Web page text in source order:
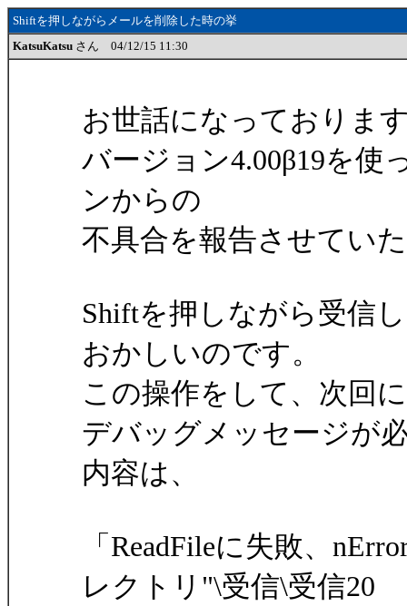
Shiftを押しながらメールを削除した時の挙
KatsuKatsu さん 04/12/15 11:30
お世話になっておりま
バージョン4.00β19を使
ンからの
不具合を報告させてい
Shiftを押しながら受信
おかしいのです。
この操作をして、次回
デバッグメッセージが
内容は、
「ReadFileに失敗、
レクトリ"\受信\受信20